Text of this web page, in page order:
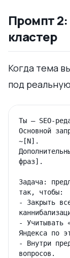
Промпт 2:
кластер
Когда тема
под
Ты — SEO-
Основной
~[N].
фраз].
Задача:
так, чтобы:
- Закрыть
- Учитывать
Яндекса по
- Внутри
вопросов.